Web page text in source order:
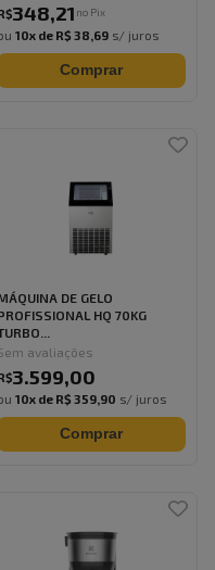
348,21 no Pix
10x de R$ 38,69 s/ juros
Comprar
DE GELO
HQ 70KG
avaliações
3.599,00
10x de R$ 359,90 s/ juros
Comprar